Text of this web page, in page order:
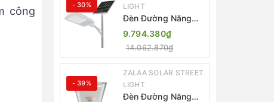
công
- 30%
LIGHT
Đèn Đường Năng
Lượng Mặt Trời
Thông Minh Điều
Khiển MPPT ZL-
GMX01 ZALAA
9.794.380₫
14.062.870₫
- 39%
ZALAA SOLAR STREET
LIGHT
Đèn Đường Năng